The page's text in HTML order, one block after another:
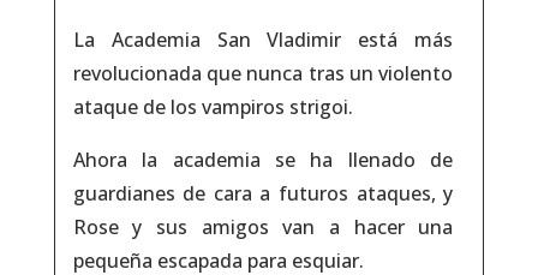
La Academia San Vladimir está más
revolucionada que nunca tras un violento
ataque de los vampiros strigoi.
Ahora la academia se ha llenado de
guardianes de cara a futuros ataques, y
Rose y sus amigos van a hacer una
pequeña escapada para esquiar.